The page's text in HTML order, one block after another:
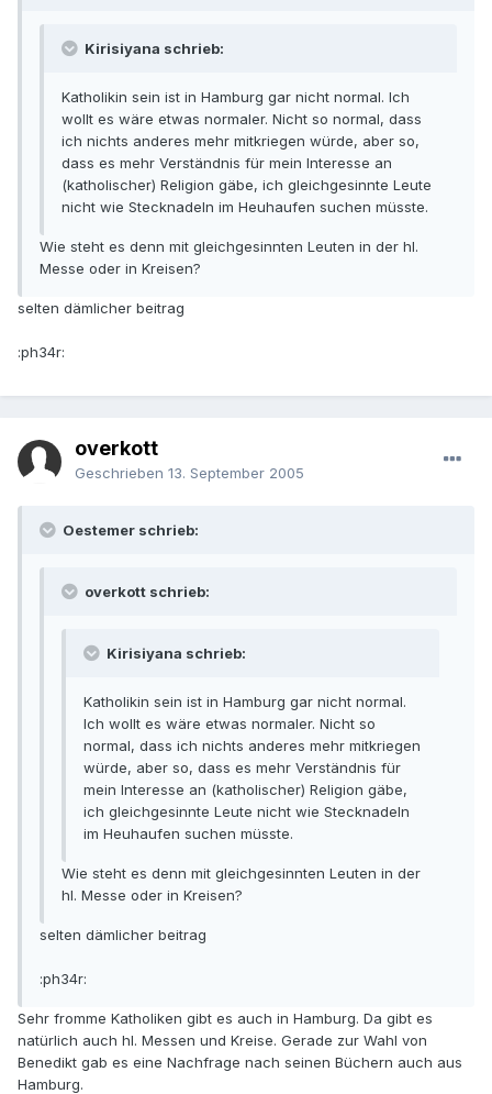
Kirisiyana schrieb:
Katholikin sein ist in Hamburg gar nicht normal. Ich
wollt es wäre etwas normaler. Nicht so normal, dass
ich nichts anderes mehr mitkriegen würde, aber so,
dass es mehr Verständnis für mein Interesse an
(katholischer) Religion gäbe, ich gleichgesinnte Leute
nicht wie Stecknadeln im Heuhaufen suchen müsste.
Wie steht es denn mit gleichgesinnten Leuten in der hl.
Messe oder in Kreisen?
selten dämlicher beitrag
:ph34r:
overkott
Geschrieben 13. September 2005
Oestemer schrieb:
overkott schrieb:
Kirisiyana schrieb:
Katholikin sein ist in Hamburg gar nicht normal.
Ich wollt es wäre etwas normaler. Nicht so
normal, dass ich nichts anderes mehr mitkriegen
würde, aber so, dass es mehr Verständnis für
mein Interesse an (katholischer) Religion gäbe,
ich gleichgesinnte Leute nicht wie Stecknadeln
im Heuhaufen suchen müsste.
Wie steht es denn mit gleichgesinnten Leuten in der
hl. Messe oder in Kreisen?
selten dämlicher beitrag
:ph34r:
Sehr fromme Katholiken gibt es auch in Hamburg. Da gibt es
natürlich auch hl. Messen und Kreise. Gerade zur Wahl von
Benedikt gab es eine Nachfrage nach seinen Büchern auch aus
Hamburg.